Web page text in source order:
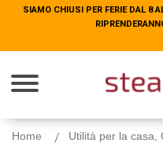
SIAMO CHIUSI PER FERIE DAL 8
Home
Utilità per la casa,
SIAMO CHIUSI PER FERIE DAL 8